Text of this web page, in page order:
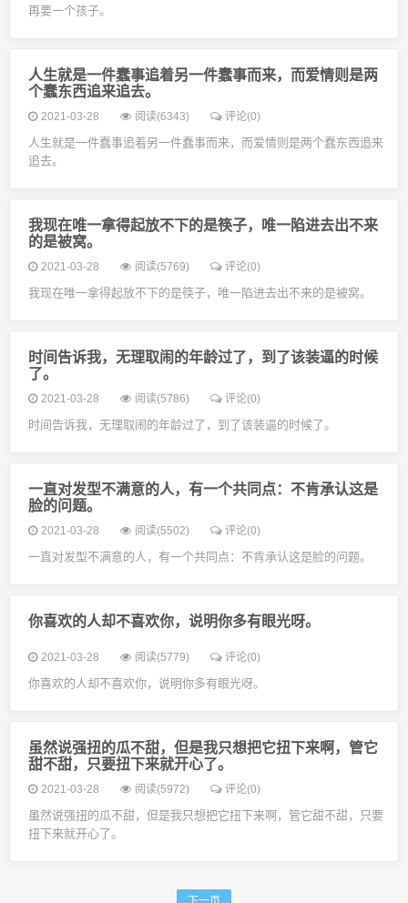
再要一个孩子。
人生就是一件蠢事追着另一件蠢事而来，而爱情则是两
个蠢东西追来追去。
2021-03-28 阅读(6343) 评论(0)
人生就是一件蠢事追着另一件蠢事而来，而爱情则是两个蠢东西追来
追去。
我现在唯一拿得起放不下的是筷子，唯一陷进去出不来
的是被窝。
2021-03-28 阅读(5769) 评论(0)
我现在唯一拿得起放不下的是筷子，唯一陷进去出不来的是被窝。
时间告诉我，无理取闹的年龄过了，到了该装逼的时候
了。
2021-03-28 阅读(5786) 评论(0)
时间告诉我，无理取闹的年龄过了，到了该装逼的时候了。
一直对发型不满意的人，有一个共同点：不肯承认这是
脸的问题。
2021-03-28 阅读(5502) 评论(0)
一直对发型不满意的人，有一个共同点：不肯承认这是脸的问题。
你喜欢的人却不喜欢你，说明你多有眼光呀。
2021-03-28 阅读(5779) 评论(0)
你喜欢的人却不喜欢你，说明你多有眼光呀。
虽然说强扭的瓜不甜，但是我只想把它扭下来啊，管它
甜不甜，只要扭下来就开心了。
2021-03-28 阅读(5972) 评论(0)
虽然说强扭的瓜不甜，但是我只想把它扭下来啊，管它甜不甜，只要
扭下来就开心了。